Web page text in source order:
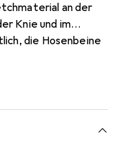
an der
Knie und im
die Hosenbeine
sorgen
Beinabschluss ist
eine verbesserte
am Bein.